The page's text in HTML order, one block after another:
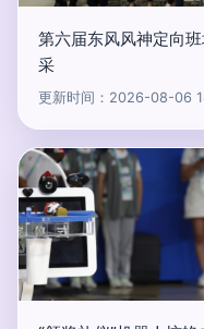
第六届东风风神定向
采
更新时间：2026-08-06